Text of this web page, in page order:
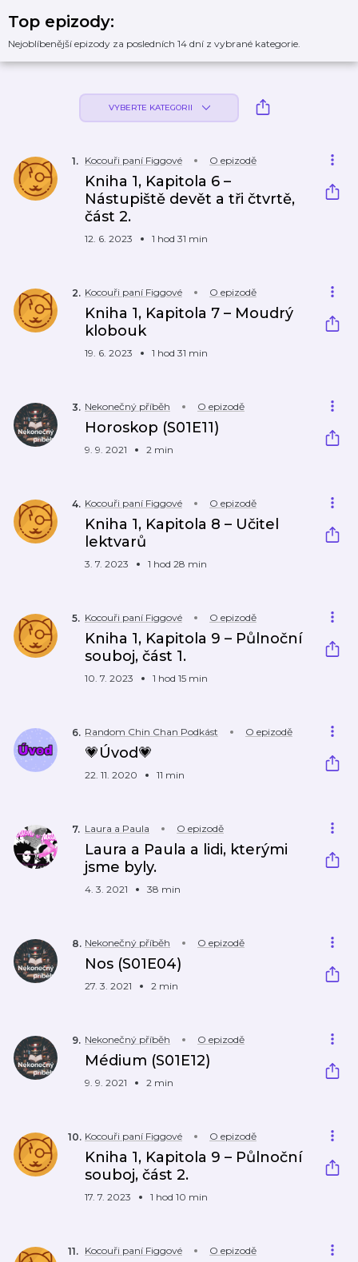
Top epizody:
Nejoblíbenější epizody za posledních 14 dní z vybrané kategorie.
VYBERTE KATEGORII
1. Kocouři paní Figgové O epizodě
Kniha 1, Kapitola 6 –
Nástupiště devět a tři čtvrtě,
část 2.
12. 6. 2023 1 hod 31 min
2. Kocouři paní Figgové O epizodě
Kniha 1, Kapitola 7 – Moudrý
klobouk
19. 6. 2023 1 hod 31 min
3. Nekonečný příběh O epizodě
Horoskop (S01E11)
9. 9. 2021 2 min
4. Kocouři paní Figgové O epizodě
Kniha 1, Kapitola 8 – Učitel
lektvarů
3. 7. 2023 1 hod 28 min
5. Kocouři paní Figgové O epizodě
Kniha 1, Kapitola 9 – Půlnoční
souboj, část 1.
10. 7. 2023 1 hod 15 min
6. Random Chin Chan Podkást O epizodě
💗Úvod💗
22. 11. 2020 11 min
7. Laura a Paula O epizodě
Laura a Paula a lidi, kterými
jsme byly.
4. 3. 2021 38 min
8. Nekonečný příběh O epizodě
Nos (S01E04)
27. 3. 2021 2 min
9. Nekonečný příběh O epizodě
Médium (S01E12)
9. 9. 2021 2 min
10. Kocouři paní Figgové O epizodě
Kniha 1, Kapitola 9 – Půlnoční
souboj, část 2.
17. 7. 2023 1 hod 10 min
11. Kocouři paní Figgové O epizodě